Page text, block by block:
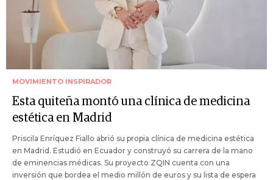
MOVIMIENTO INSPIRADOR
Esta quiteña montó una clínica de medicina
estética en Madrid
Priscila Enríquez Fiallo abrió su propia clínica de medicina estética
en Madrid. Estudió en Ecuador y construyó su carrera de la mano
de eminencias médicas. Su proyecto ZQIN cuenta con una
inversión que bordea el medio millón de euros y su lista de espera